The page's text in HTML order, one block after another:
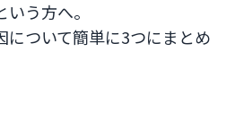
う方へ。
について簡単に3つにまとめ